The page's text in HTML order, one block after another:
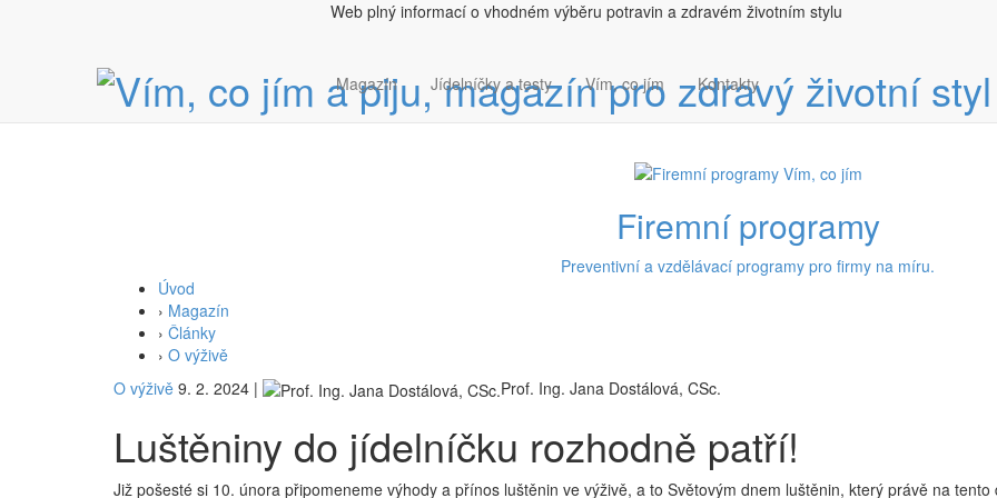
Web plný informací o vhodném výběru potravin a zdravém životním stylu
Magazín Jídelníčky a testy Vím, co jím Kontakty
Firemní programy
Preventivní a vzdělávací programy pro firmy na míru.
Úvod
› Magazín
› Články
› O výživě
O výživě 9. 2. 2024 | Prof. Ing. Jana Dostálová, CSc.
Luštěniny do jídelníčku rozhodně patří!
Již pošesté si 10. února připomeneme výhody a přínos luštěnin ve výživě, a to Světovým dnem luštěnin, který právě na tento